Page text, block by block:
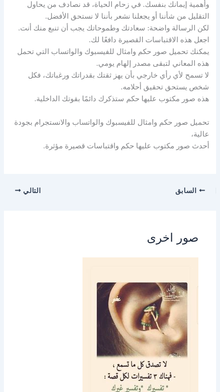
وأهمية إيمانك بنفسك. في زحام الحياة، قد نصادف من يحاول
التقليل من شأننا أو يجعلنا نشعر بأننا لا نستحق الأفضل.
لكن الرسالة واضحة: سعادتك وطموحاتك يجب أن تنبع منك أنت.
اجعل هذه الاقتباسات القصيرة دافعًا لك.
يمكنك تحميل صور حكم وامثال للفيسبوك والواتساب التي تحمل
هذه المعاني لتبقى مصدر إلهام يومي.
لا تسمح لأي رأي خارجي بأن يهز ثقتك بقدراتك ورغباتك، فكل
شخص يستحق تحقيق أحلامه.
هذه صور مكتوب عليها حكم ستذكرك دائمًا بقوتك الداخلية.
تحميل صور حكم وامثال للفيسبوك والواتساب والانستجرام بجودة
عالية،
أحدث صور مكتوب عليها حكم واقتباسات قصيرة مؤثرة.
السابق التالي
صور اخرى